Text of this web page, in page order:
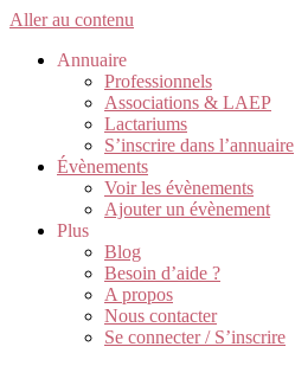
Aller au contenu
Annuaire
Professionnels
Associations & LAEP
Lactariums
S’inscrire dans l’annuaire
Évènements
Voir les évènements
Ajouter un évènement
Plus
Blog
Besoin d’aide ?
A propos
Nous contacter
Se connecter / S’inscrire